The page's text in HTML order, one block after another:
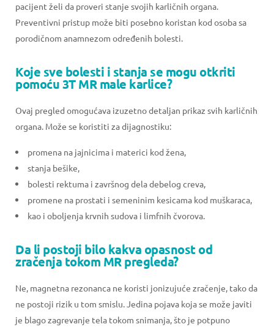
pacijent želi da proveri stanje svojih karličnih organa.
Preventivni pristup može biti posebno koristan kod osoba sa
porodičnom anamnezom određenih bolesti.
Koje sve bolesti i stanja se mogu otkriti
pomoću 3T MR male karlice?
Ovaj pregled omogućava izuzetno detaljan prikaz svih karličnih
organa. Može se koristiti za dijagnostiku:
promena na jajnicima i materici kod žena,
stanja bešike,
bolesti rektuma i završnog dela debelog creva,
promene na prostati i semeninim kesicama kod muškaraca,
kao i oboljenja krvnih sudova i limfnih čvorova.
Da li postoji bilo kakva opasnost od
zračenja tokom MR pregleda?
Ne, magnetna rezonanca ne koristi jonizujuće zračenje, tako da
ne postoji rizik u tom smislu. Jedina pojava koja se može javiti
je blago zagrevanje tela tokom snimanja, što je potpuno